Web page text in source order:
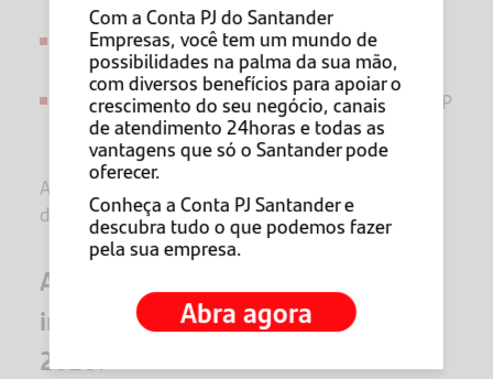
medições atualizadas;
integração dessas evidências no PGR e no PPP
eletrônico.
A simples adoção de EPI
demonstrar tecnicamente a eliminação do risco.
Aposentadoria especial:
insalubridade e Previdência em
2026?
Com a Conta PJ do Santander
Empresas, você tem um mundo de
possibilidades na palma da sua mão,
com diversos benefícios para apoiar o
crescimento do seu negócio, canais
de atendimento 24horas e todas as
vantagens que só o Santander pode
oferecer.
Conheça a Conta PJ Santander e
descubra tudo o que podemos fazer
pela sua empresa.
Abra agora